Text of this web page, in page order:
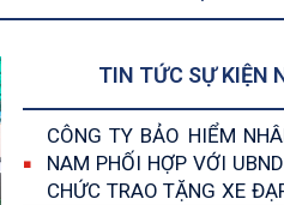
TIN TỨC SỰ KIỆN
CÔNG TY BẢO HIỂM
NAM PHỐI HỢP VỚI
CHỨC TRAO TẶNG XE